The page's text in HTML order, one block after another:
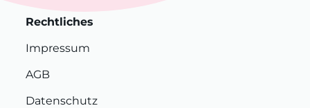
Rechtliches
Impressum
AGB
Datenschutz